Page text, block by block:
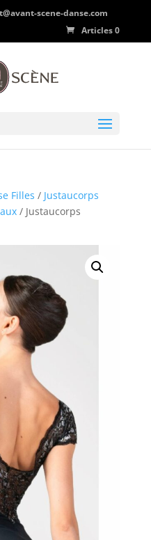
scene-danse.com
Articles 0
Filles / Justaucorps
/ Justaucorps